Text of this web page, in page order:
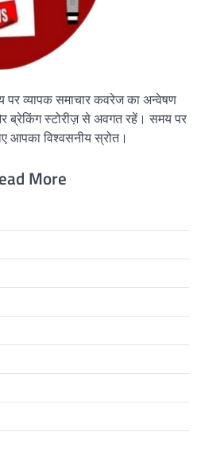
पर व्यापक समाचार कवरेज का अन्वेषण
ब्रेकिंग स्टोरीज़ से अवगत रहें। समय पर
आपका विश्वसनीय स्रोत।
More